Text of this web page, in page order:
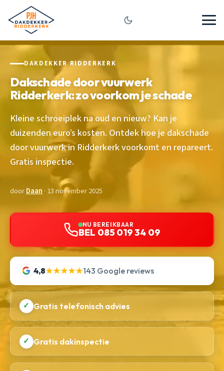
DAKDEKKER RIDDERKERK
Dakschade door vuurwerk
Ridderkerk: zo voorkom je schade
Kleine schroeiplek na oud en nieuw? Kan je
duizenden euro’s kosten. Ontdek hoe je dakschade
door vuurwerk in Ridderkerk voorkomt en repareert.
Gratis inspectie.
doorDaan · 13 november 2025
NU BEREIKBAAR
BEL 085 019 34 09
4,8★★★★★143 Google reviews
✓ Gratis telefonisch advies
✓ Gratis dakinspectie